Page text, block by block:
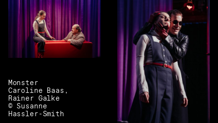
Monster
Caroline Baas,
Rainer Galke
© Susanne
Hassler-Smith